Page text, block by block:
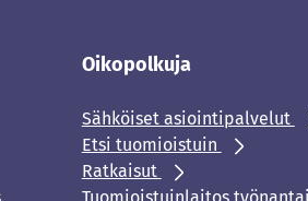
Oikopolkuja
Sähköiset asiointipalvelut
Etsi tuomioistuin
Ratkaisut